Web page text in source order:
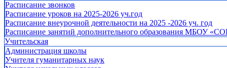
Расписание звонков
Расписание уроков на 2025-2026 уч.год
Расписание внеурочной деятельности на 2025 -2026 уч. год
Расписание занятий дополнительного образования МБОУ
Учительская
Администрация школы
Учителя гуманитарных наук